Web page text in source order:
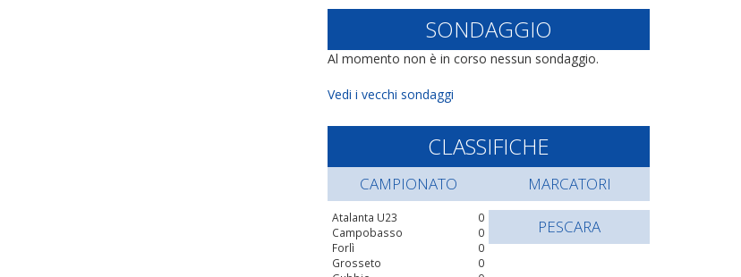
SONDAGGIO
Al momento non è in corso nessun sondaggio.
Vedi i vecchi sondaggi
CLASSIFICHE
CAMPIONATO
0
Atalanta U23
0
Campobasso
0
Forlì
0
Grosseto
MARCATORI
PESCARA